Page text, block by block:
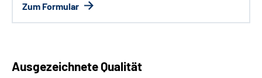
Zum Formular
Ausgezeichnete Qualität